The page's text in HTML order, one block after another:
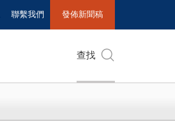
聯繫我們 發佈新聞稿
查找